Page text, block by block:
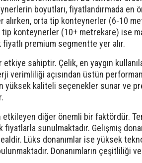
boyutları, fiyatlandırmada
orta tip konteynerler (6-10
konteynerler (10+ metrekare) ise
premium segmentte yer alır.
sahiptir. Çelik, en yaygın
verimliliği açısından üstün
yüksek kaliteli seçenekler sunar ve
diğer önemli bir faktördür.
sunulmaktadır. Gelişmiş
Lüks donanımlar ise yüksek
Donanımların çeşitliliği